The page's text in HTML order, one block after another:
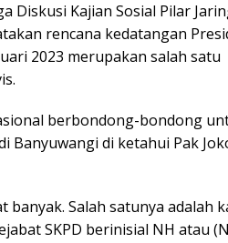
Diskusi Kajian Sosial Pilar
rencana kedatangan
2023 merupakan salah satu
berbondong-bondong
Banyuwangi di ketahui Pak
Salah satunya adalah
SKPD berinisial NH atau